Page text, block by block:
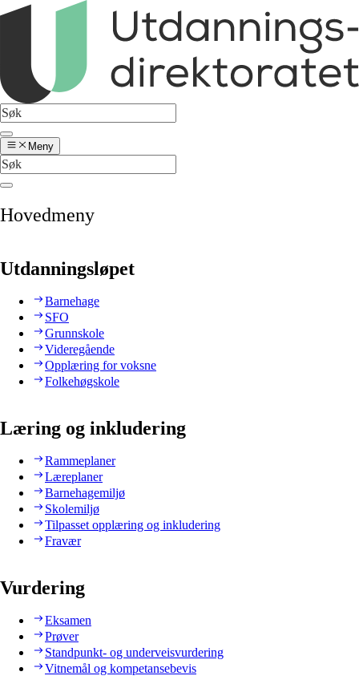
Meny
Hovedmeny
Utdanningsløpet
Barnehage
SFO
Grunnskole
Videregående
Opplæring for voksne
Folkehøgskole
Læring og inkludering
Rammeplaner
Læreplaner
Barnehagemiljø
Skolemiljø
Tilpasset opplæring og inkludering
Fravær
Vurdering
Eksamen
Prøver
Standpunkt- og underveisvurdering
Vitnemål og kompetansebevis